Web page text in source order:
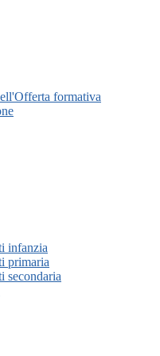
formativa
infanzia
primaria
secondaria